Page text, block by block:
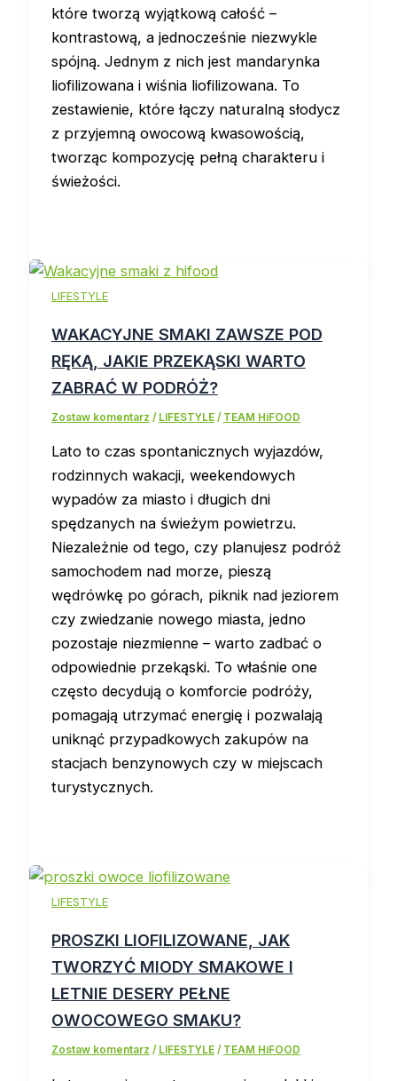
które tworzą wyjątkową całość –
kontrastową, a jednocześnie niezwykle
spójną. Jednym z nich jest mandarynka
liofilizowana i wiśnia liofilizowana. To
zestawienie, które łączy naturalną słodycz
z przyjemną owocową kwasowością,
tworząc kompozycję pełną charakteru i
świeżości.
LIFESTYLE
WAKACYJNE SMAKI ZAWSZE POD
RĘKĄ, JAKIE PRZEKĄSKI WARTO
ZABRAĆ W PODRÓŻ?
Zostaw komentarz / LIFESTYLE/ TEAM HiFOOD
Lato to czas spontanicznych wyjazdów,
rodzinnych wakacji, weekendowych
wypadów za miasto i długich dni
spędzanych na świeżym powietrzu.
Niezależnie od tego, czy planujesz podróż
samochodem nad morze, pieszą
wędrówkę po górach, piknik nad jeziorem
czy zwiedzanie nowego miasta, jedno
pozostaje niezmienne – warto zadbać o
odpowiednie przekąski. To właśnie one
często decydują o komforcie podróży,
pomagają utrzymać energię i pozwalają
uniknąć przypadkowych zakupów na
stacjach benzynowych czy w miejscach
turystycznych.
LIFESTYLE
PROSZKI LIOFILIZOWANE, JAK
TWORZYĆ MIODY SMAKOWE I
LETNIE DESERY PEŁNE
OWOCOWEGO SMAKU?
Zostaw komentarz / LIFESTYLE/ TEAM HiFOOD